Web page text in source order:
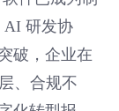
AI 研发协
破，企业在
、合规不